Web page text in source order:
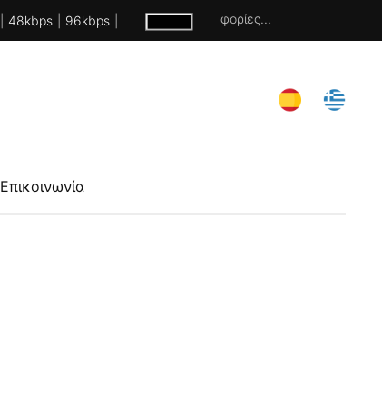
48kbps 96kbps Χωρίς πληροφορίες...
Επικοινωνία